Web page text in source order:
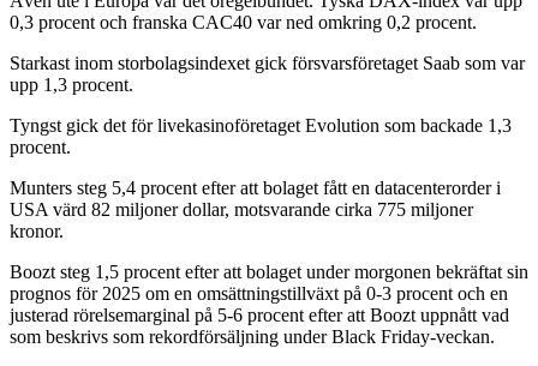
0,3 procent och franska CAC40 var ned omkring 0,2 procent.
Starkast inom storbolagsindexet gick försvarsföretaget Saab som var
upp 1,3 procent.
Tyngst gick det för livekasinoföretaget Evolution som backade 1,3
procent.
Munters steg 5,4 procent efter att bolaget fått en datacenterorder i
USA värd 82 miljoner dollar, motsvarande cirka 775 miljoner
kronor.
Boozt steg 1,5 procent efter att bolaget under morgonen bekräftat sin
prognos för 2025 om en omsättningstillväxt på 0-3 procent och en
justerad rörelsemarginal på 5-6 procent efter att Boozt uppnått vad
som beskrivs som rekordförsäljning under Black Friday-veckan.